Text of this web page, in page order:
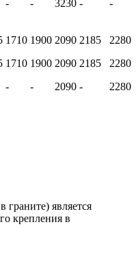
- - 3230 - -
1710
1710
-
1900
1900
-
2090
2090
2090
2185
2185
-
2280
2280
2280
является
крепления в